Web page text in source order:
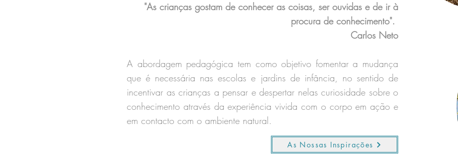
"As crianças gostam de conhecer as coisas, ser ouvidas e de ir à
procura de conhecimento".
Carlos Neto
A abordagem pedagógica tem como objetivo fomentar a mudança
que é necessária nas escolas e jardins de infância, no sentido de
incentivar as crianças a pensar e despertar nelas curiosidade sobre o
conhecimento através da experiência vivida com o corpo em ação e
em contacto com o ambiente natural.
As Nossas Inspirações